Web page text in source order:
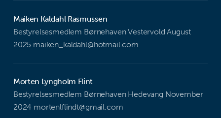
Maiken Kaldahl Rasmussen
Bestyrelsesmedlem Børnehaven Vestervold August
2025 maiken_kaldahl@hotmail.com
Morten Lyngholm Flint
Bestyrelsesmedlem Børnehaven Hedevang November
2024 mortenlflindt@gmail.com